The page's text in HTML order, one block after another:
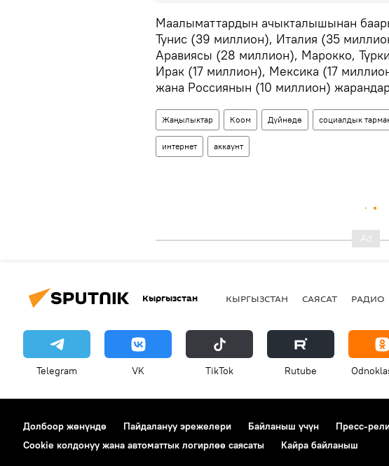
Маалыматтардын ачыкталышынан
Тунис (39 миллион), Италия (35
Аравиясы (28 миллион), Марокко,
Ирак (17 миллион), Мексика (17
жана Россиянын (10 миллион)
Жаңылыктар Коом Дүйнөдө социалдык
интернет аккаунт
Кыргызстан КЫРГЫЗСТАН САЯСАТ РАДИО
Telegram VK ТikТоk Rutube
Долбоор жөнүндө Пайдалануу эрежелери Байланыш үчүн Пресс-
Cookie колдонуу жана автоматтык логирлөө саясаты
Кайра байланыш